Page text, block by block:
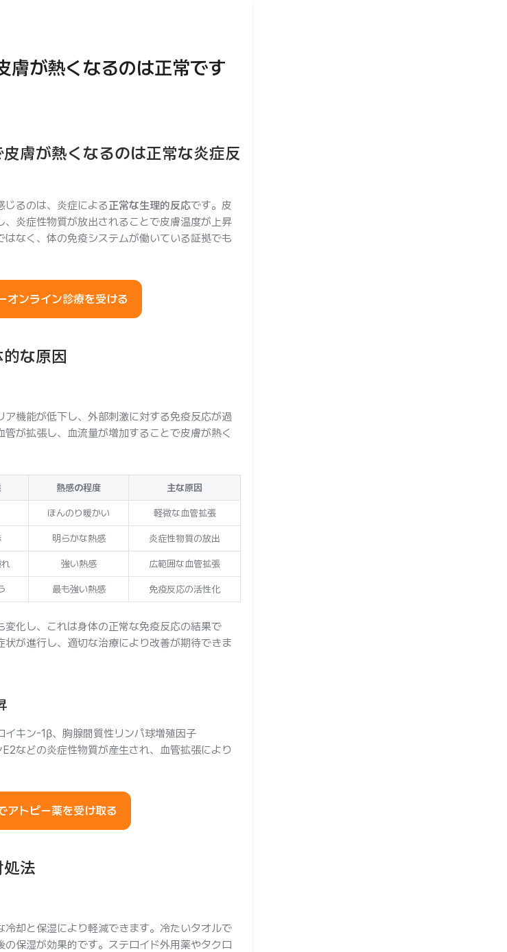
膚が熱くなるのは正常です
膚が熱くなるのは正常な炎症反
じるのは、炎症による正常な生理的反応です。皮
、炎症性物質が放出されることで皮膚温度が上昇
はなく、体の免疫システムが働いている証拠でも
オンライン診療を受ける
な原因
ア機能が低下し、外部刺激に対する免疫反応が過
が拡張し、血流量が増加することで皮膚が熱く
熱感の程度 主な原因
ほんのり暖かい 軽微な血管拡張
明らかな熱感 炎症性物質の放出
強い熱感 広範囲な血管拡張
最も強い熱感 免疫反応の活性化
変化し、これは身体の正常な免疫反応の結果で
が進行し、適切な治療により改善が期待できま
イキン-1β、胸腺間質性リンパ球増殖因子
などの炎症性物質が産生され、血管拡張により
アトピー薬を受け取る
法
冷却と保湿により軽減できます。冷たいタオルで
保湿が効果的です。ステロイド外用薬やタクロ